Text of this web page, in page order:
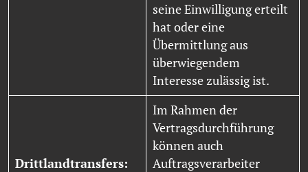
seine Einwilligung erteilt
hat oder eine
Übermittlung aus
überwiegendem
Interesse zulässig ist.
Drittlandtransfers:
Im Rahmen der
Vertragsdurchführung
können auch
Auftragsverarbeiter